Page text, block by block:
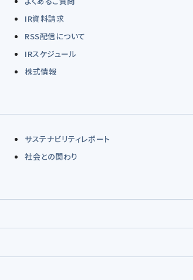
IR資料請求
RSS配信について
IRスケジュール
株式情報
サステナビリティレポート
社会との関わり